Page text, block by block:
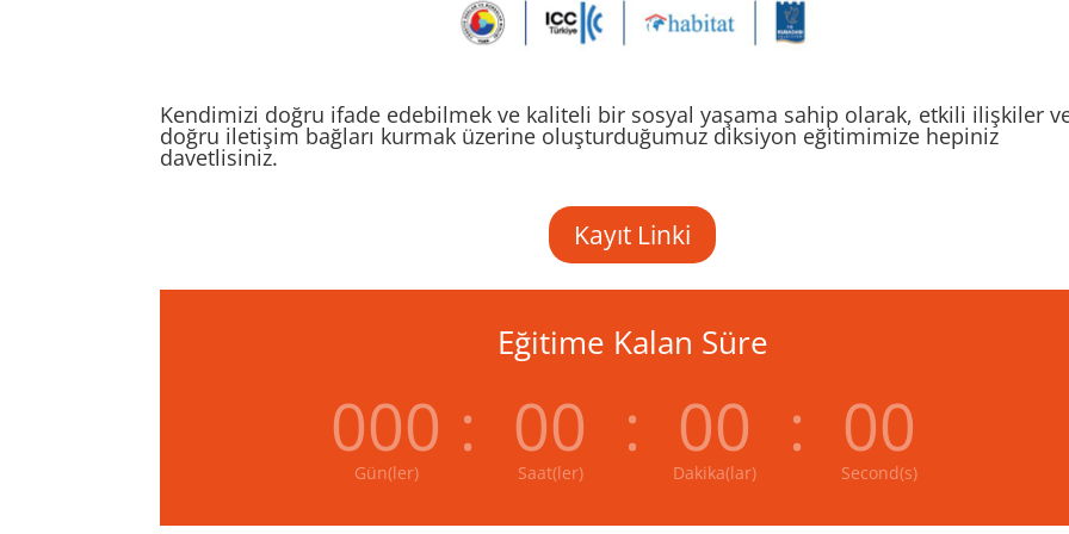
Kendimizi doğru ifade edebilmek ve kaliteli bir sosyal yaşama sahip olarak, etkili ilişkiler
doğru iletişim bağları kurmak üzerine oluşturduğumuz diksiyon eğitimimize hepiniz
davetlisiniz.
Kayıt Linki
Eğitime Kalan Süre
000
Gün(ler)
: 00
Saat(ler)
: 00
Dakika(lar)
: 00
Second(s)